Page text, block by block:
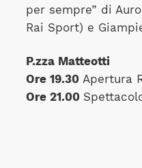
per sempre” di
Rai Sport) e
P.zza Matteotti
Ore 19.30 Apertura
Ore 21.00